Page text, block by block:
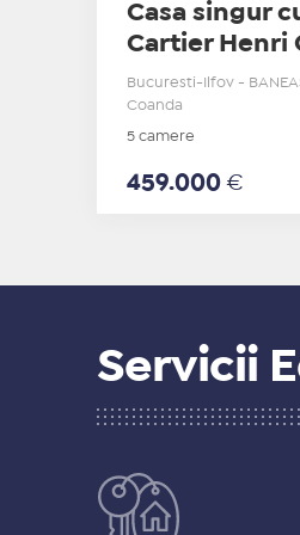
Casa singur
Cartier Henri
Bucuresti-Ilfov -
Coanda
5 camere
459.000 €
Servicii